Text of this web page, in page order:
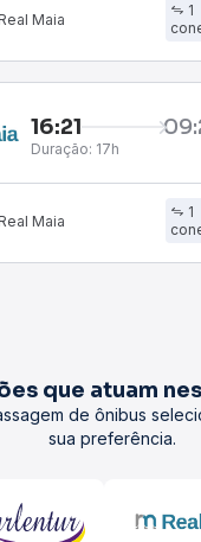
Maia
1
16:21
Duração: 17h
Maia
1
que atuam
de ônibus
sua preferência.